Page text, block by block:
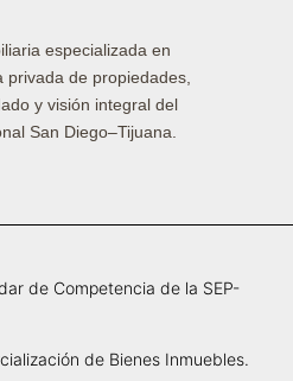
especializada en
privada de propiedades,
y visión integral del
San Diego–Tijuana.
de Competencia de la SEP-
de Bienes Inmuebles.